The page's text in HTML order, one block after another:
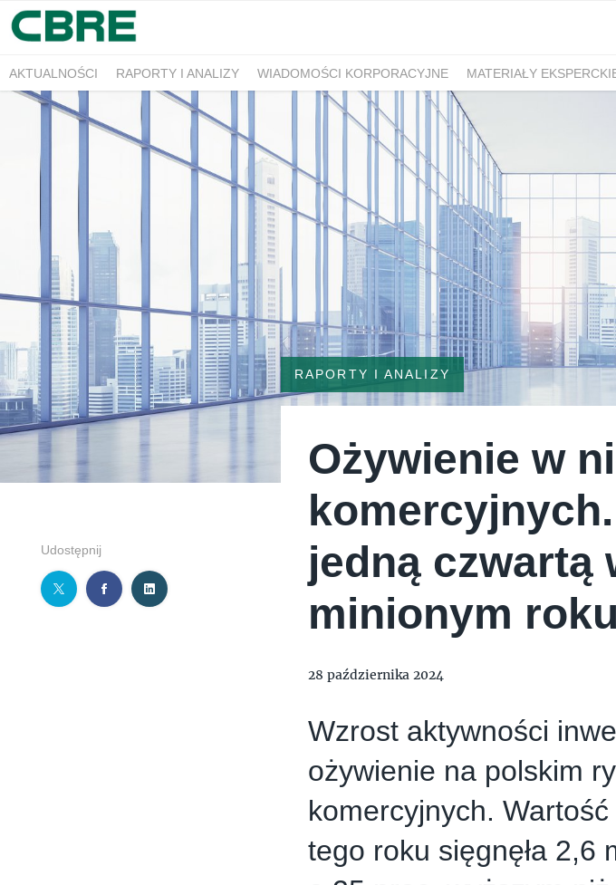
AKTUALNOŚCI RAPORTY I ANALIZY WIADOMOŚCI KORPORACYJNE MATERIAŁY
Udostępnij
RAPORTY I ANALIZY
Ożywienie w
jedną czwartą
minionym roku
28 października 2024
Wzrost aktywności
ożywienie na polskim
komercyjnych.
tego roku sięgnęła 2,6